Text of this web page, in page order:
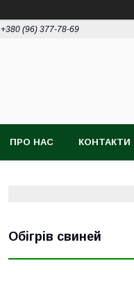
+380 (96) 377-78-69
ПРО НАС КОНТАКТИ
Обігрів свиней